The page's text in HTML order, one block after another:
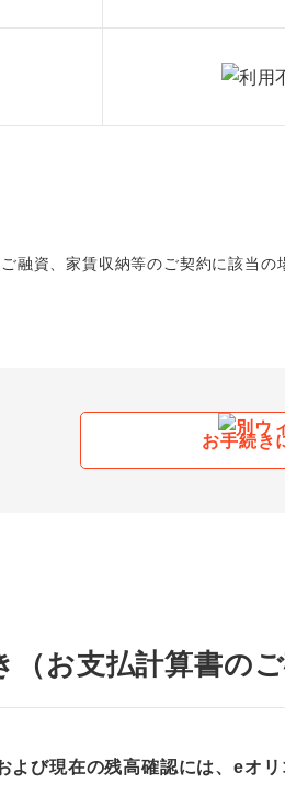
融資、家賃収納等のご契約に該当
お手続き
お支払計算書のご
よび現在の残高確認には、eオ